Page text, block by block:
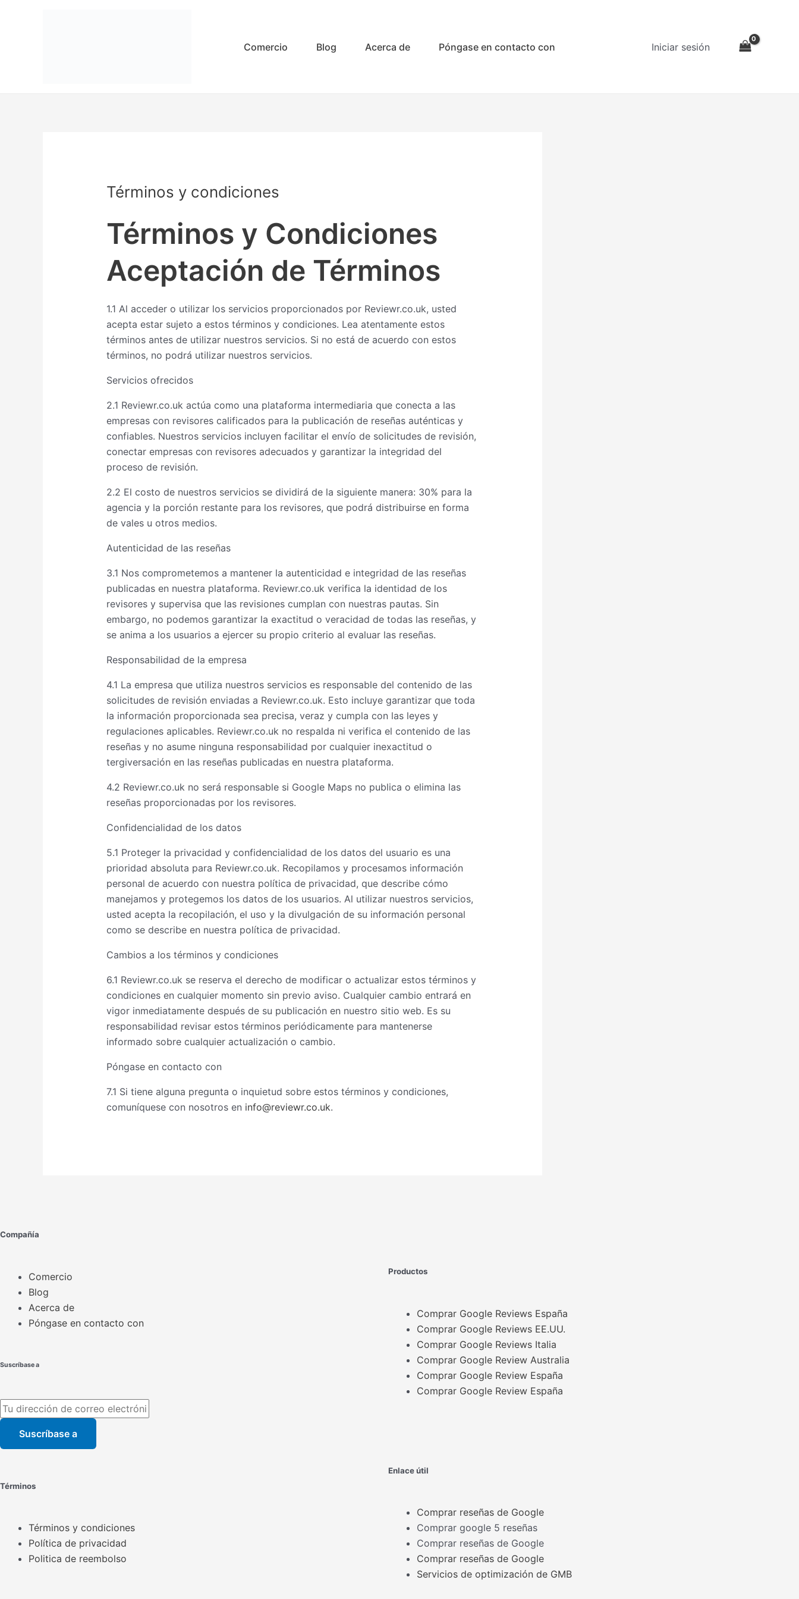
Comercio Blog Acerca de Póngase en contacto con Iniciar sesión
Términos y condiciones
Términos y Condiciones
Aceptación de Términos
1.1 Al acceder o utilizar los servicios proporcionados por Reviewr.co.uk, usted
acepta estar sujeto a estos términos y condiciones. Lea atentamente estos
términos antes de utilizar nuestros servicios. Si no está de acuerdo con estos
términos, no podrá utilizar nuestros servicios.
Servicios ofrecidos
2.1 Reviewr.co.uk actúa como una plataforma intermediaria que conecta a las
empresas con revisores calificados para la publicación de reseñas auténticas y
confiables. Nuestros servicios incluyen facilitar el envío de solicitudes de revisión,
conectar empresas con revisores adecuados y garantizar la integridad del
proceso de revisión.
2.2 El costo de nuestros servicios se dividirá de la siguiente manera: 30% para la
agencia y la porción restante para los revisores, que podrá distribuirse en forma
de vales u otros medios.
Autenticidad de las reseñas
3.1 Nos comprometemos a mantener la autenticidad e integridad de las reseñas
publicadas en nuestra plataforma. Reviewr.co.uk verifica la identidad de los
revisores y supervisa que las revisiones cumplan con nuestras pautas. Sin
embargo, no podemos garantizar la exactitud o veracidad de todas las reseñas, y
se anima a los usuarios a ejercer su propio criterio al evaluar las reseñas.
Responsabilidad de la empresa
4.1 La empresa que utiliza nuestros servicios es responsable del contenido de las
solicitudes de revisión enviadas a Reviewr.co.uk. Esto incluye garantizar que toda
la información proporcionada sea precisa, veraz y cumpla con las leyes y
regulaciones aplicables. Reviewr.co.uk no respalda ni verifica el contenido de las
reseñas y no asume ninguna responsabilidad por cualquier inexactitud o
tergiversación en las reseñas publicadas en nuestra plataforma.
4.2 Reviewr.co.uk no será responsable si Google Maps no publica o elimina las
reseñas proporcionadas por los revisores.
Confidencialidad de los datos
5.1 Proteger la privacidad y confidencialidad de los datos del usuario es una
prioridad absoluta para Reviewr.co.uk. Recopilamos y procesamos información
personal de acuerdo con nuestra política de privacidad, que describe cómo
manejamos y protegemos los datos de los usuarios. Al utilizar nuestros servicios,
usted acepta la recopilación, el uso y la divulgación de su información personal
como se describe en nuestra política de privacidad.
Cambios a los términos y condiciones
6.1 Reviewr.co.uk se reserva el derecho de modificar o actualizar estos términos y
condiciones en cualquier momento sin previo aviso. Cualquier cambio entrará en
vigor inmediatamente después de su publicación en nuestro sitio web. Es su
responsabilidad revisar estos términos periódicamente para mantenerse
informado sobre cualquier actualización o cambio.
Póngase en contacto con
7.1 Si tiene alguna pregunta o inquietud sobre estos términos y condiciones,
comuníquese con nosotros en info@reviewr.co.uk.
Compañía
Comercio
Blog
Acerca de
Póngase en contacto con
Suscríbase a
Suscríbase a
Productos
Comprar Google Reviews España
Comprar Google Reviews EE.UU.
Comprar Google Reviews Italia
Comprar Google Review Australia
Comprar Google Review España
Comprar Google Review España
Términos
Términos y condiciones
Política de privacidad
Politica de reembolso
Enlace útil
Comprar reseñas de Google
Comprar google 5 reseñas
Comprar reseñas de Google
Comprar reseñas de Google
Servicios de optimización de GMB